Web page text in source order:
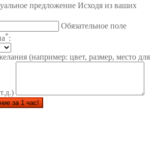
предложение Исходя из ваших
Обязательное поле
*:
(например: цвет, размер, место для
за 1 час!